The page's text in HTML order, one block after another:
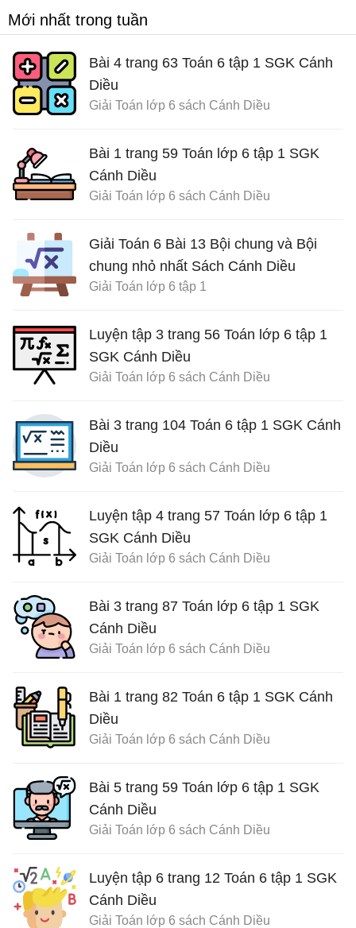
Mới nhất trong tuần
Bài 4 trang 63 Toán 6 tập 1 SGK Cánh
Diều
Giải Toán lớp 6 sách Cánh Diều
Bài 1 trang 59 Toán lớp 6 tập 1 SGK
Cánh Diều
Giải Toán lớp 6 sách Cánh Diều
Giải Toán 6 Bài 13 Bội chung và Bội
chung nhỏ nhất Sách Cánh Diều
Giải Toán lớp 6 tập 1
Luyện tập 3 trang 56 Toán lớp 6 tập 1
SGK Cánh Diều
Giải Toán lớp 6 sách Cánh Diều
Bài 3 trang 104 Toán 6 tập 1 SGK Cánh
Diều
Giải Toán lớp 6 sách Cánh Diều
Luyện tập 4 trang 57 Toán lớp 6 tập 1
SGK Cánh Diều
Giải Toán lớp 6 sách Cánh Diều
Bài 3 trang 87 Toán lớp 6 tập 1 SGK
Cánh Diều
Giải Toán lớp 6 sách Cánh Diều
Bài 1 trang 82 Toán 6 tập 1 SGK Cánh
Diều
Giải Toán lớp 6 sách Cánh Diều
Bài 5 trang 59 Toán lớp 6 tập 1 SGK
Cánh Diều
Giải Toán lớp 6 sách Cánh Diều
Luyện tập 6 trang 12 Toán 6 tập 1 SGK
Cánh Diều
Giải Toán lớp 6 sách Cánh Diều